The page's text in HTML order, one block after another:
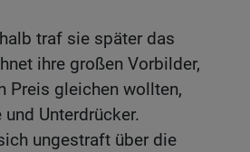
traf sie später das
ihre großen Vorbilder,
Preis gleichen wollten,
Unterdrücker.
ungestraft über die